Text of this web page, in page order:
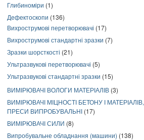
Глибиноміри (1)
Дефектоскопи (136)
Вихрострумові перетворювачі (17)
Вихрострумові стандартні зразки (7)
Зразки шорсткості (21)
Ультразвукові перетворювачі (5)
Ультразвукові стандартні зразки (15)
ВИМІРЮВАЧІ ВОЛОГИ МАТЕРІАЛІВ (3)
ВИМІРЮВАЧІ МІЦНОСТІ БЕТОНУ І МАТЕРІАЛІВ,
ПРЕСИ ВИПРОБУВАЛЬНІ (17)
ВИМІРЮВАЧІ СИЛИ (8)
Випробувальне обладнання (машини) (138)